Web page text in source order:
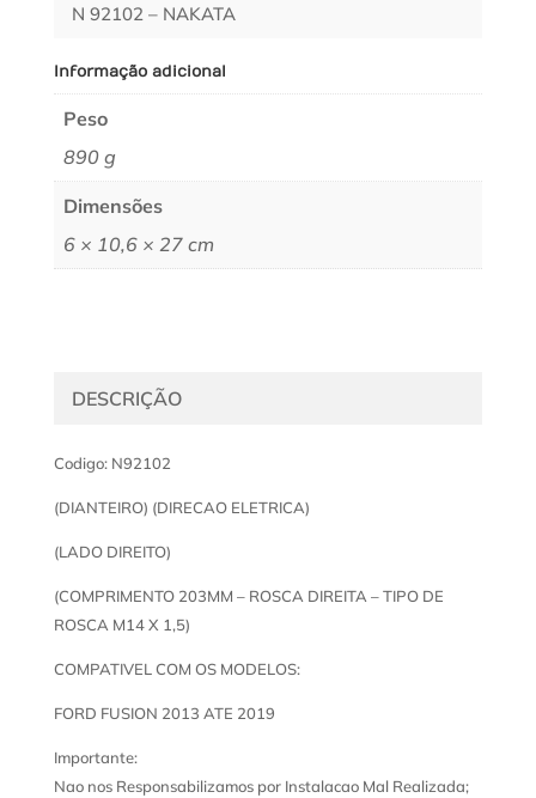
N 92102 – NAKATA
Informação adicional
Peso
890 g
Dimensões
6 × 10,6 × 27 cm
DESCRIÇÃO
Codigo: N92102
(DIANTEIRO) (DIRECAO ELETRICA)
(LADO DIREITO)
(COMPRIMENTO 203MM – ROSCA DIREITA – TIPO DE
ROSCA M14 X 1,5)
COMPATIVEL COM OS MODELOS:
FORD FUSION 2013 ATE 2019
Importante:
Nao nos Responsabilizamos por Instalacao Mal Realizada;